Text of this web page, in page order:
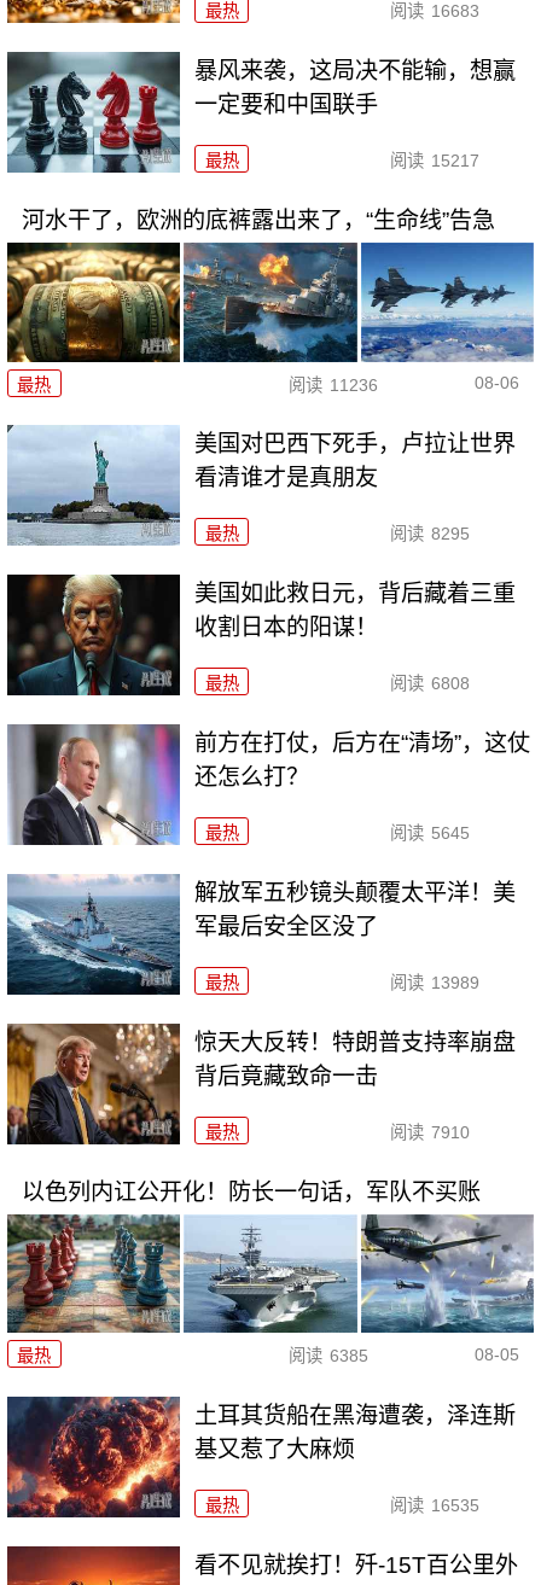
最热 阅读 16683
暴风来袭，这局决不能输，想赢
一定要和中国联手
最热 阅读 15217
河水干了，欧洲的底裤露出来了，“生命线”告急
最热 阅读 11236 08-06
美国对巴西下死手，卢拉让世界
看清谁才是真朋友
最热 阅读 8295
美国如此救日元，背后藏着三重
收割日本的阳谋！
最热 阅读 6808
前方在打仗，后方在“清场”，这仗
还怎么打？
最热 阅读 5645
解放军五秒镜头颠覆太平洋！美
军最后安全区没了
最热 阅读 13989
惊天大反转！特朗普支持率崩盘
背后竟藏致命一击
最热 阅读 7910
以色列内讧公开化！防长一句话，军队不买账
最热 阅读 6385 08-05
土耳其货船在黑海遭袭，泽连斯
基又惹了大麻烦
最热 阅读 16535
看不见就挨打！歼-15T百公里外